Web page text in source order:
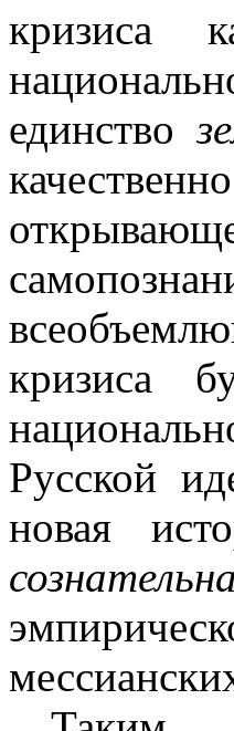
кризиса
единство
кризиса
Русской
новая